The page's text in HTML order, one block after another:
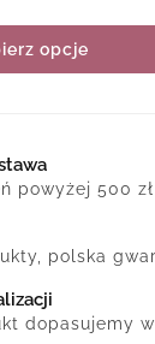
opcje
powyżej 500 zł
polska
dopasujemy